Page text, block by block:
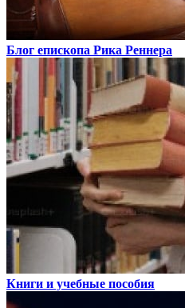
Блог епископа Рика Реннера
Книги и учебные пособия